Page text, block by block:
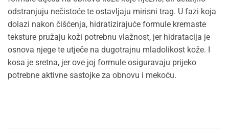
odstranjuju nečistoće te ostavljaju mirisni trag. U fazi koja
dolazi nakon čišćenja, hidratizirajuće formule kremaste
teksture pružaju koži potrebnu vlažnost, jer hidratacija je
osnova njege te utječe na dugotrajnu mladolikost kože. I
kosa je sretna, jer ove joj formule osiguravaju prijeko
potrebne aktivne sastojke za obnovu i mekoću.